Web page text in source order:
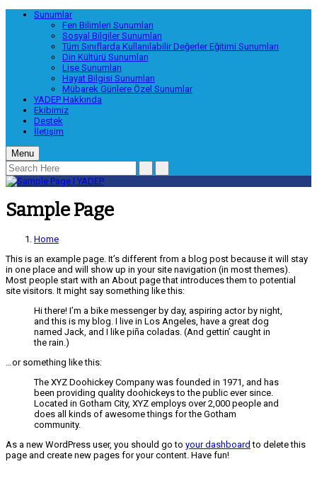
Sunumlar
Fen Bilimleri Sunumları
Sosyal Bilgiler Sunumları
Tüm Sınıflarda Kullanılabilir Değerler Eğitimi Sunumları
Din Kültürü Sunumları
Lise Sunumları
Hayat Bilgisi Sunumları
Mübarek Günlere Özel Sunumlar
YADEP Hakkında
Ekibimiz
Destek
İletişim
Menu
Sample Page
Home
This is an example page. It’s different from a blog post because it will stay
in one place and will show up in your site navigation (in most themes).
Most people start with an About page that introduces them to potential
site visitors. It might say something like this:
Hi there! I’m a bike messenger by day, aspiring actor by night,
and this is my blog. I live in Los Angeles, have a great dog
named Jack, and I like piña coladas. (And gettin’ caught in
the rain.)
…or something like this:
The XYZ Doohickey Company was founded in 1971, and has
been providing quality doohickeys to the public ever since.
Located in Gotham City, XYZ employs over 2,000 people and
does all kinds of awesome things for the Gotham
community.
As a new WordPress user, you should go to your dashboard to delete this
page and create new pages for your content. Have fun!